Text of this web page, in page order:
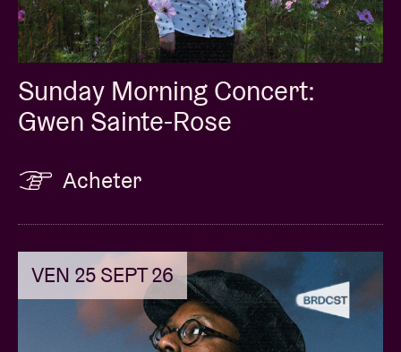
Sunday Morning Concert:
Gwen Sainte-Rose
Acheter
VEN 25 SEPT 26